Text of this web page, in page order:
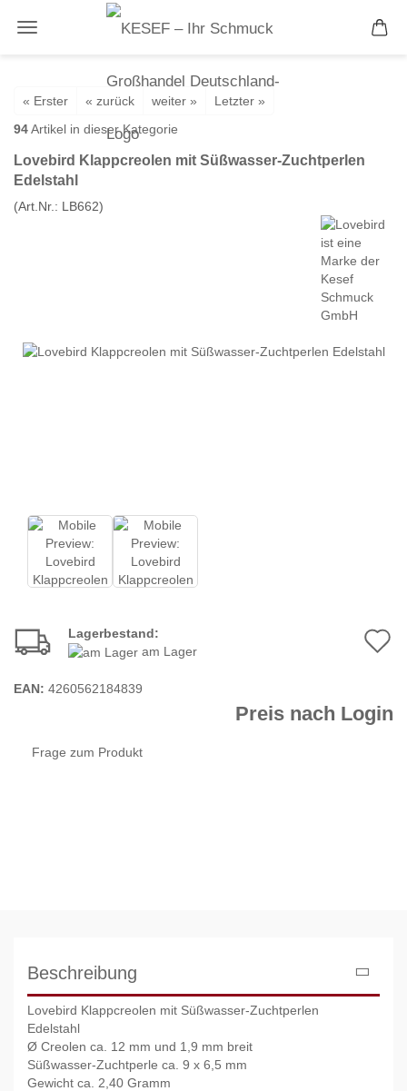
« Erster « zurück weiter »
Letzter »
94Artikel in dieser Kategorie
Lovebird Klappcreolen mit Süßwasser-Zuchtperlen
Edelstahl
(Art.Nr.: LB662)
Lagerbestand:
am Lager
EAN: 4260562184839
Preis nach Login
Frage zum Produkt
Beschreibung
Lovebird Klappcreolen mit Süßwasser-Zuchtperlen
Edelstahl
Ø Creolen ca. 12 mm und 1,9 mm breit
Süßwasser-Zuchtperle ca. 9 x 6,5 mm
Gewicht ca. 2,40 Gramm